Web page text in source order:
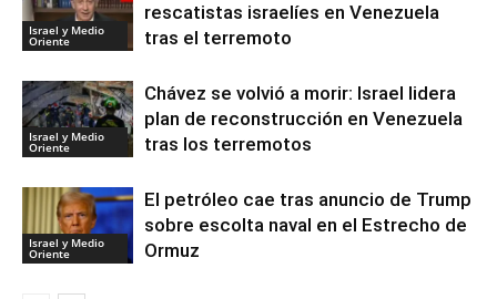
Israel y Medio
Oriente
rescatistas israelíes en Venezuela
tras el terremoto
Israel y Medio
Oriente
Chávez se volvió a morir: Israel lidera
plan de reconstrucción en Venezuela
tras los terremotos
Israel y Medio
Oriente
El petróleo cae tras anuncio de Trump
sobre escolta naval en el Estrecho de
Ormuz